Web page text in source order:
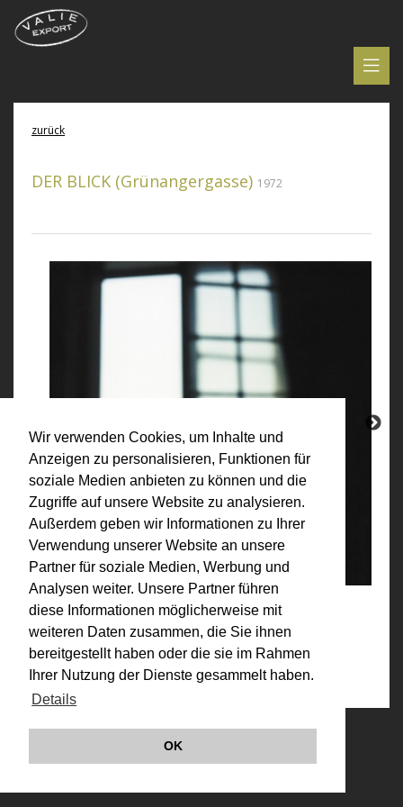
Wir verwenden Cookies, um Inhalte und
Anzeigen zu personalisieren, Funktionen für
soziale Medien anbieten zu können und die
Zugriffe auf unsere Website zu analysieren.
Außerdem geben wir Informationen zu Ihrer
Verwendung unserer Website an unsere
Partner für soziale Medien, Werbung und
Analysen weiter. Unsere Partner führen
diese Informationen möglicherweise mit
weiteren Daten zusammen, die Sie ihnen
bereitgestellt haben oder die sie im Rahmen
Ihrer Nutzung der Dienste gesammelt haben.
Details
OK
zurück
DER BLICK (Grünangergasse) 1972
Kategorien:
1970-1979 (Auswahl),Konzeptuelle Fotografie,Werke